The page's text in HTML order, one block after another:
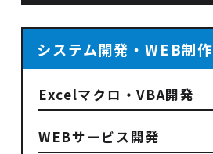
システム開発・WEB制作
Excelマクロ・VBA開発
WEBサービス開発